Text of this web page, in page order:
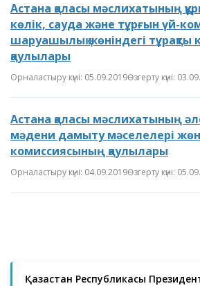
Қазақстан Республикасы
Астана қаласы мәслихатының
көлік, сауда және тұрғын үй-
шаруашылық жөніндегі
қаулылары
Орналастыру күні: 05.09.2019Өзгерту күні:
Астана қаласы мәслихатының
мәдени дамыту мәселелері
комиссиясының қаулылары
Орналастыру күні: 04.09.2019Өзгерту күні: